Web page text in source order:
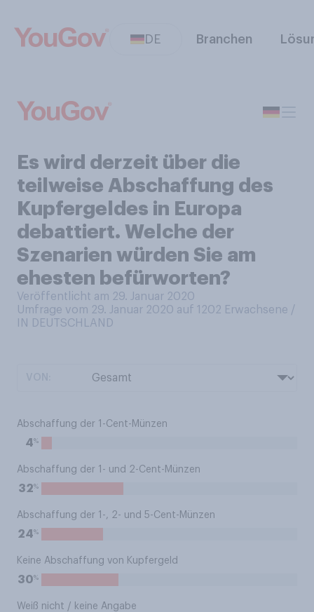
DE Branchen
Es wird derzeit über die
teilweise Abschaffung des
Kupfergeldes in Europa
debattiert. Welche der
Szenarien würden Sie am
ehesten befürworten?
Veröffentlicht am 29. Januar 2020
Umfrage vom 29. Januar 2020 auf 1202 Erwachsene /
IN DEUTSCHLAND
Abschaffung der 1-Cent-Münzen
4%
Abschaffung der 1- und 2-Cent-Münzen
32%
Abschaffung der 1-, 2- und 5-Cent-Münzen
24%
Keine Abschaffung von Kupfergeld
30%
Weiß nicht / keine Angabe